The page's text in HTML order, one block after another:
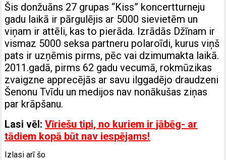
Šis donžuāns 27 grupas “Kiss” koncertturneju
gadu laikā ir pārgulējis ar 5000 sievietēm un
viņam ir attēli, kas to pierāda. Izrādās Džīnam ir
vismaz 5000 seksa partneru polaroīdi, kurus viņš
pats ir uzņēmis pirms, pēc vai dzimumakta laikā.
2011.gadā, pirms 62 gadu vecumā, rokmūzikas
zvaigzne apprecējās ar savu ilggadējo draudzeni
Šenonu Tvīdu un medijos nav nonākušas ziņas
par krāpšanu.
Lasi vēl: Vīriešu tipi, no kuriem ir jābēg- ar
tādiem kopā būt nav iespējams!
Izlasi arī šo